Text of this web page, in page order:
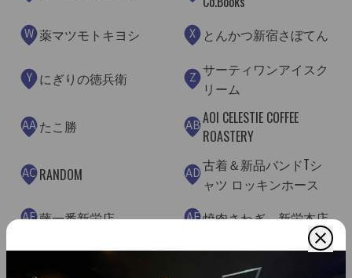
W 薬マツモトキヨシ X とんかつ新宿さぼてん
Y にぎりの徳兵衛 Z サーティワンアイスク
リーム
AA たこ勝 ABAOI CELESTIE COFFEE
ROASTERY
AC RANDOM AD古着＆新品バンドTシ
ャツ ロッキンホース
AE 藤一番新栄店 AF 焼肉さわぎ 新栄本店
AG焼肉さわぎ 錦店 AHロックバー ロックモ